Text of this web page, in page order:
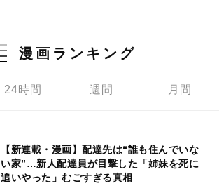
漫画ランキング
24時間 週間 月間
【新連載・漫画】配達先は“誰も住んでいな
い家”…新人配達員が目撃した「姉妹を死に
追いやった」むごすぎる真相